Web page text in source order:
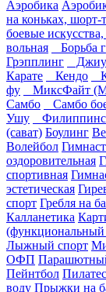
Аэробика
на коньках, шорт-
боевые
вольная
Борьба
Грэпплинг
Карате
Кендо
фу
МиксФайт
Самбо
Самбо
Ушу
(сават) Боулинг
Волейбол
оздоровительная
спортивная
эстетическая
спорт Гребля на
Калланетика
(функциональный
Лыжный спорт
ОФП
Пейнтбол Пилатес
воду Прыжки на